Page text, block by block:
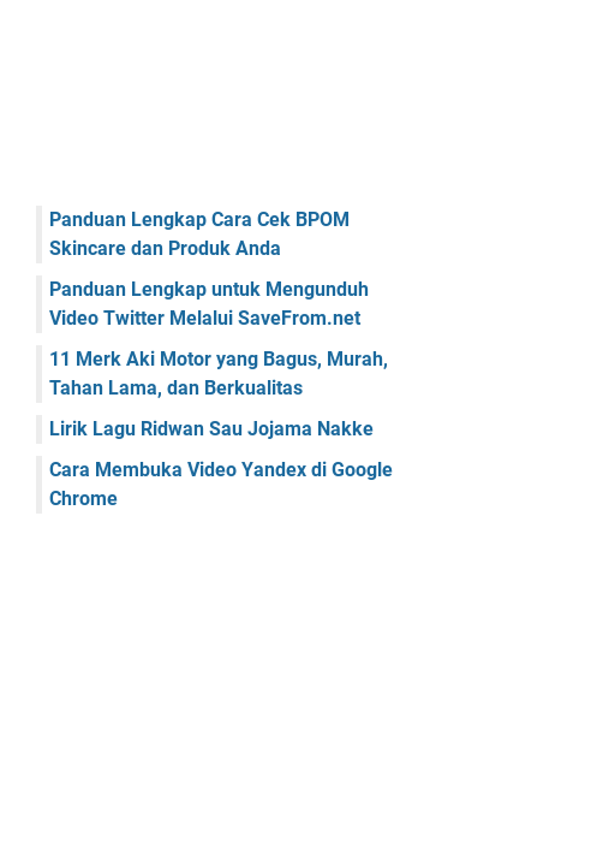
Panduan Lengkap Cara Cek BPOM
Skincare dan Produk Anda
Panduan Lengkap untuk Mengunduh
Video Twitter Melalui SaveFrom.net
11 Merk Aki Motor yang Bagus, Murah,
Tahan Lama, dan Berkualitas
Lirik Lagu Ridwan Sau Jojama Nakke
Cara Membuka Video Yandex di Google
Chrome